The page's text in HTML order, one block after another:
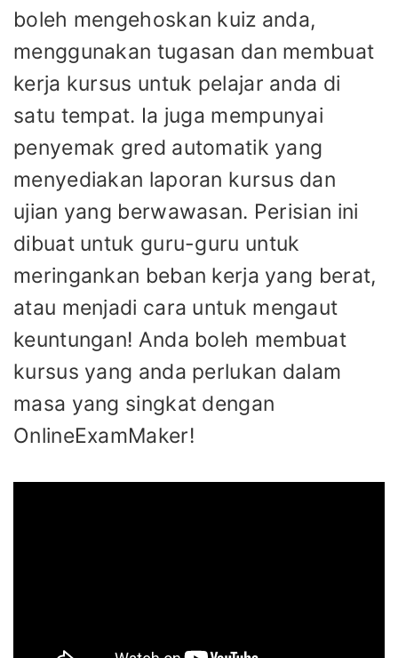
boleh mengehoskan kuiz anda,
menggunakan tugasan dan membuat
kerja kursus untuk pelajar anda di
satu tempat. Ia juga mempunyai
penyemak gred automatik yang
menyediakan laporan kursus dan
ujian yang berwawasan. Perisian ini
dibuat untuk guru-guru untuk
meringankan beban kerja yang berat,
atau menjadi cara untuk mengaut
keuntungan! Anda boleh membuat
kursus yang anda perlukan dalam
masa yang singkat dengan
OnlineExamMaker!